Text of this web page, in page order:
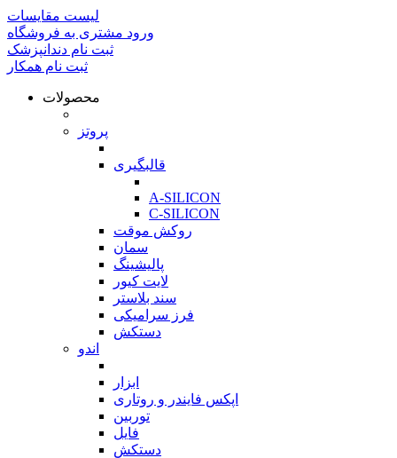
لیست مقایسات
ورود مشتری به فروشگاه
ثبت نام دندانپزشک
ثبت نام همکار
محصولات
پروتز
قالبگیری
A-SILICON
C-SILICON
روکش موقت
سمان
پالیشینگ
لایت کیور
سند بلاستر
فرز سرامیکی
دستکش
اندو
ابزار
اپکس فایندر و روتاری
توربین
فایل
دستکش